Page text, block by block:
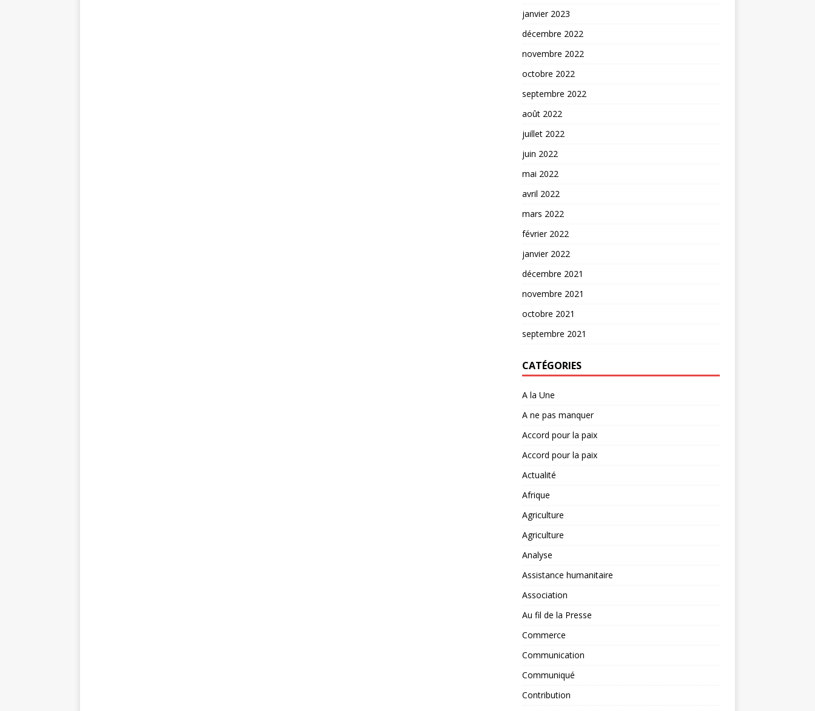
janvier 2023
décembre 2022
novembre 2022
octobre 2022
septembre 2022
août 2022
juillet 2022
juin 2022
mai 2022
avril 2022
mars 2022
février 2022
janvier 2022
décembre 2021
novembre 2021
octobre 2021
septembre 2021
CATÉGORIES
A la Une
A ne pas manquer
Accord pour la paix
Accord pour la paix
Actualité
Afrique
Agriculture
Agriculture
Analyse
Assistance humanitaire
Association
Au fil de la Presse
Commerce
Communication
Communiqué
Contribution